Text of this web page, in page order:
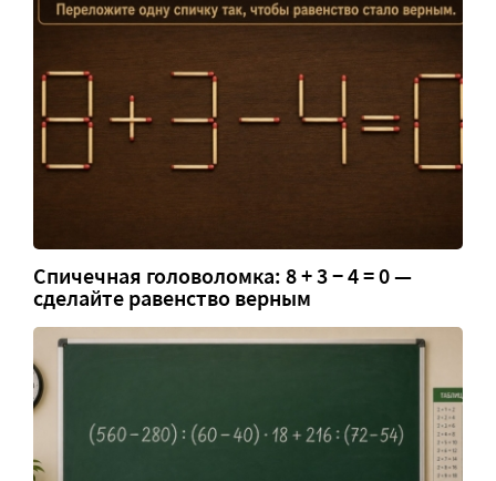
Спичечная головоломка: 8 + 3 − 4 = 0 —
сделайте равенство верным